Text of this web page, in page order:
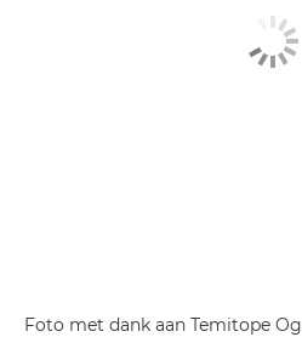
Foto met dank aan Temitope